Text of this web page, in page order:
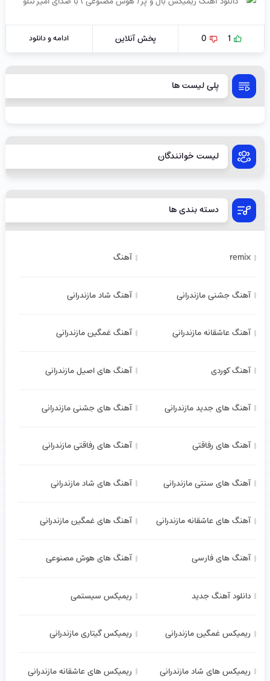
1
0 پخش آنلاین ادامه و دانلود
پلی لیست ها
لیست خوانندگان
دسته بندی ها
remix آهنگ
آهنگ جشنی مازندرانی آهنگ شاد مازندرانی
آهنگ عاشقانه مازندرانی آهنگ غمگین مازندرانی
آهنگ کوردی آهنگ های اصیل مازندرانی
آهنگ های جدید مازندرانی آهنگ های جشنی مازندرانی
آهنگ های رفاقتی آهنگ های رفاقتی مازندرانی
آهنگ های سنتی مازندرانی آهنگ های شاد مازندرانی
آهنگ های عاشقانه مازندرانی آهنگ های غمگین مازندرانی
آهنگ های فارسی آهنگ های هوش مصنوعی
دانلود آهنگ جدید ریمیکس سیستمی
ریمیکس غمگین مازندرانی ریمیکس گیتاری مازندرانی
ریمیکس های شاد مازندرانی ریمیکس های عاشقانه مازندرانی